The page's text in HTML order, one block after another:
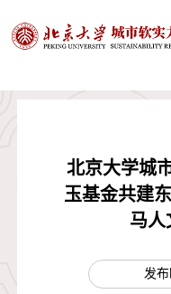
北京大学城
玉基金共建
马人
发布